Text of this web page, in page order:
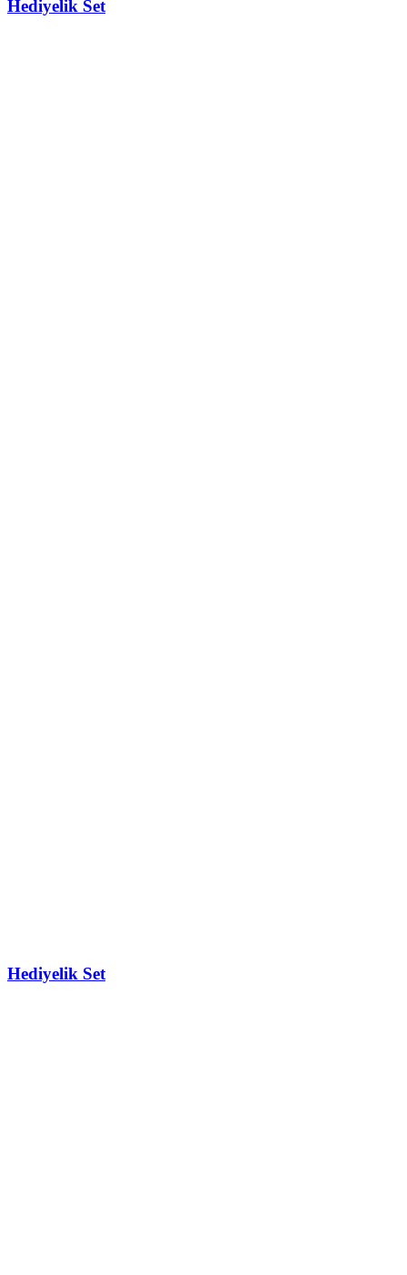
Hediyelik Set
Hediyelik Set